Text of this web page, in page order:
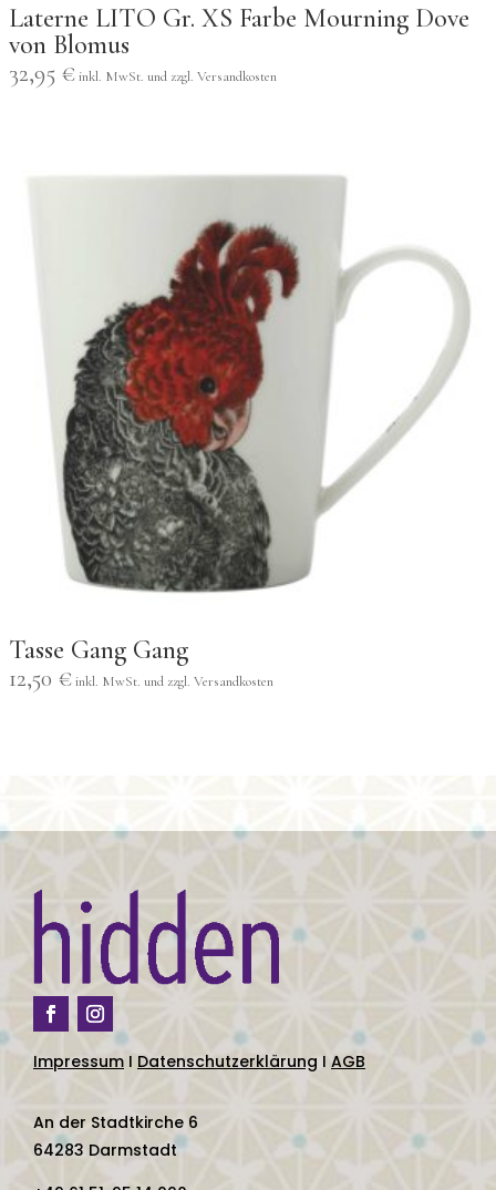
Laterne LITO Gr. XS Farbe Mourning Dove
von Blomus
32,95 €
Tasse Gang Gang
12,50 €
Impressum I Datenschutzerklärung I AGB
An der Stadtkirche 6
64283 Darmstadt